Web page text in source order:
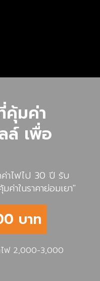
คุ้มค่า
ล์ เพื่อ
าไฟไป 30 ปี รับ
ค่าในราคาย่อมเยา"
บาท
ไฟ 2,000-3,000